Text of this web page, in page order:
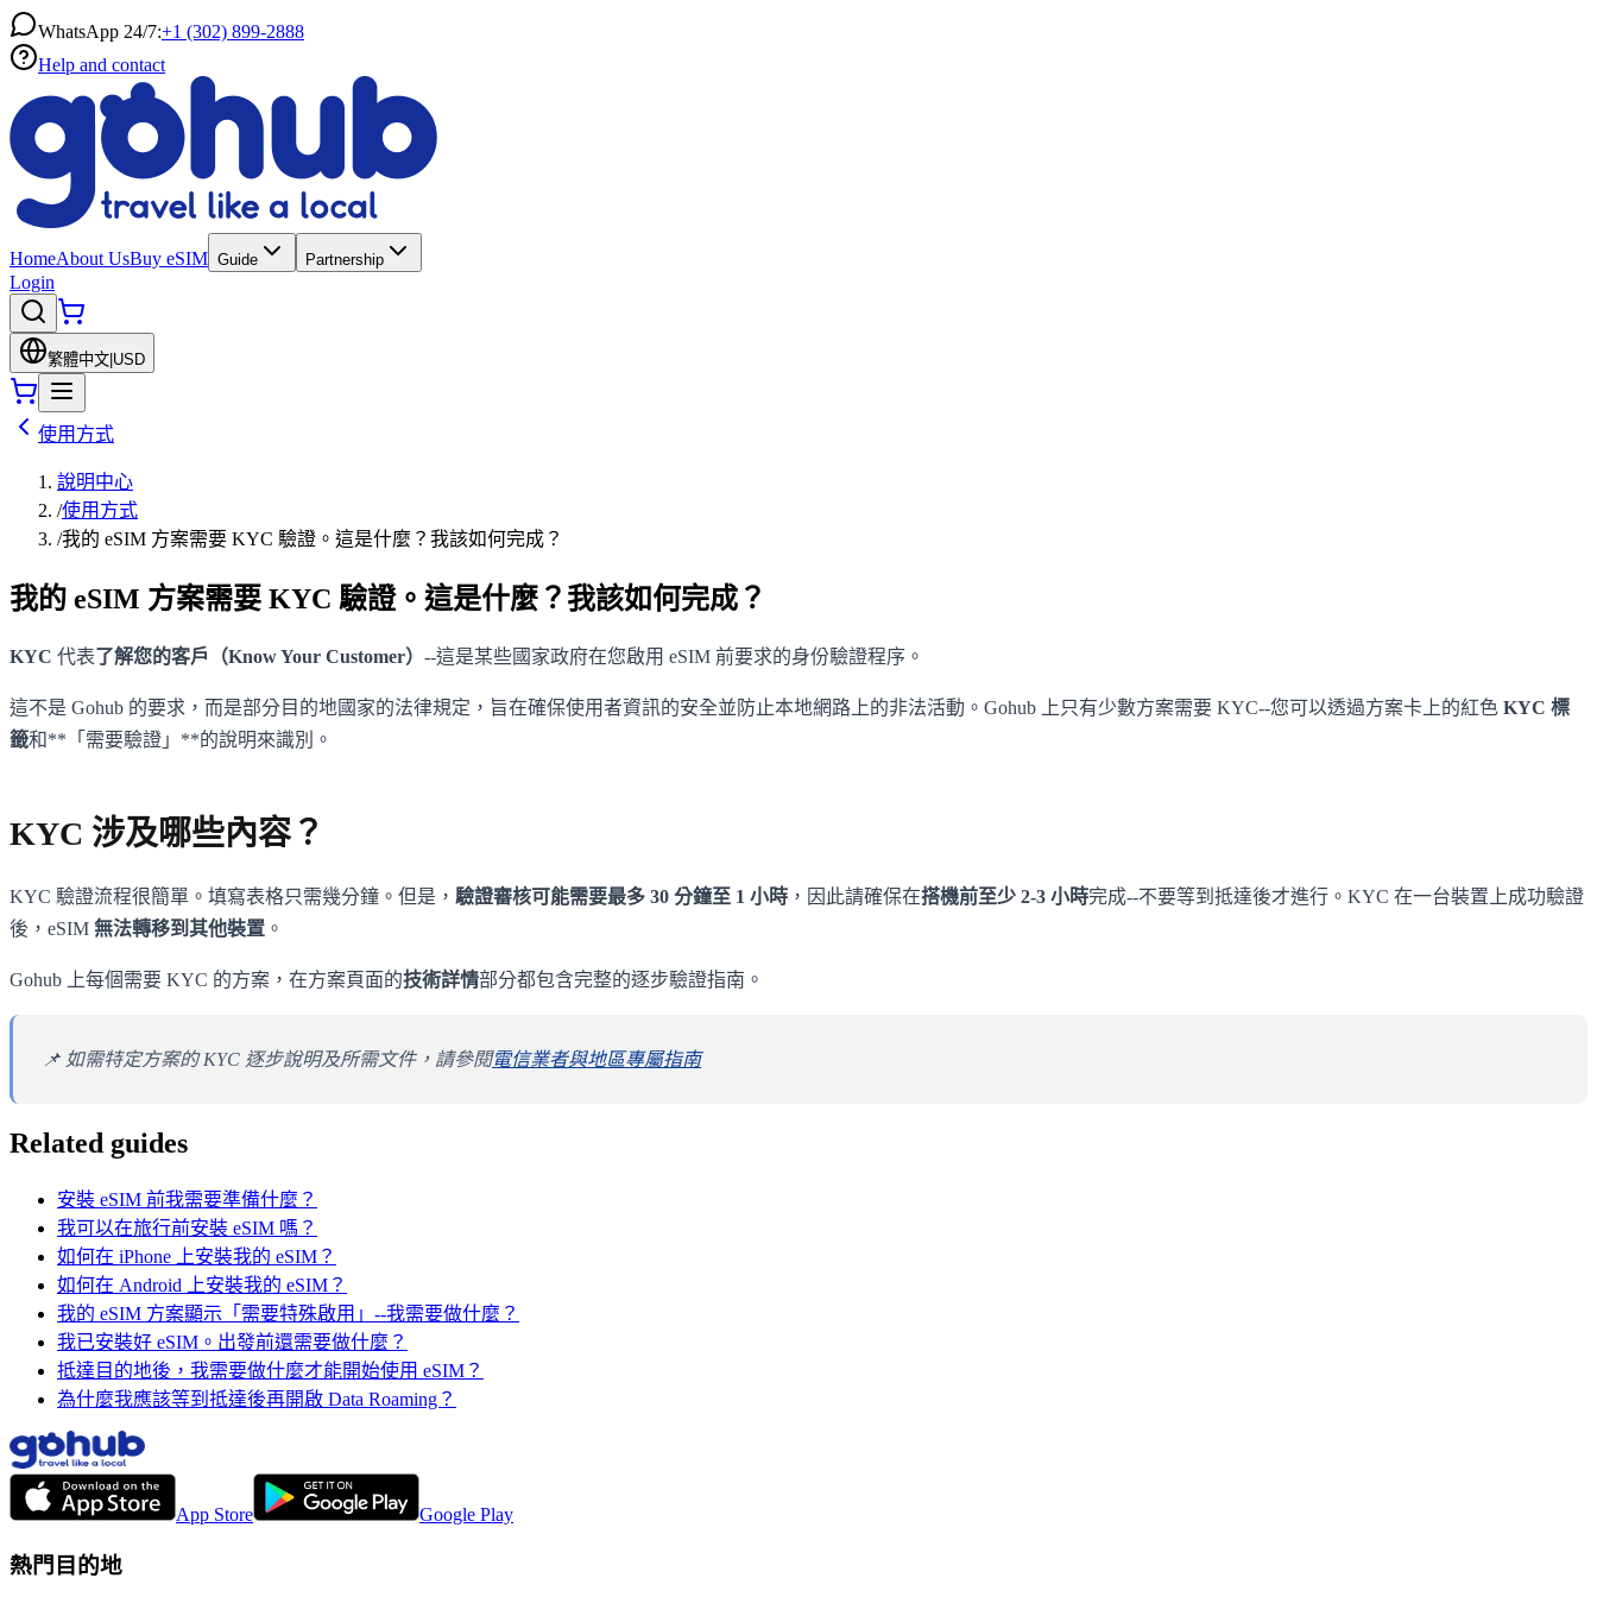
WhatsApp 24/7:+1 (302) 899-2888
Help and contact
HomeAbout UsBuy eSIM Guide Partnership
Login
繁體中文 USD
使用方式
說明中心
/使用方式
/我的 eSIM 方案需要 KYC 驗證。這是什麼？我該如何完成？
我的 eSIM 方案需要 KYC 驗證。這是什麼？我該如何完成？
KYC 代表了解您的客戶（Know Your Customer） --這是某些國家政府在您啟用 eSIM 前要求的身份驗證程序。
這不是 Gohub 的要求，而是部分目的地國家的法律規定，旨在確保使用者資訊的安全並防止本地網路上的非法活動。Gohub 上只有少數方案需要 KYC--您可以透過方案卡上的紅色 KYC 標
籤和**「需要驗證」**的說明來識別。
KYC 涉及哪些內容？
KYC 驗證流程很簡單。填寫表格只需幾分鐘。但是， 驗證審核可能需要最多 30 分鐘至 1 小時 ，因此請確保在搭機前至少 2-3 小時完成--不要等到抵達後才進行。KYC 在一台裝置上成功驗證
後，eSIM 無法轉移到其他裝置 。
Gohub 上每個需要 KYC 的方案，在方案頁面的技術詳情部分都包含完整的逐步驗證指南。
📌 如需特定方案的 KYC 逐步說明及所需文件，請參閱電信業者與地區專屬指南
Related guides
安裝 eSIM 前我需要準備什麼？
我可以在旅行前安裝 eSIM 嗎？
如何在 iPhone 上安裝我的 eSIM？
如何在 Android 上安裝我的 eSIM？
我的 eSIM 方案顯示「需要特殊啟用」--我需要做什麼？
我已安裝好 eSIM。出發前還需要做什麼？
抵達目的地後，我需要做什麼才能開始使用 eSIM？
為什麼我應該等到抵達後再開啟 Data Roaming？
App Store Google Play
熱門目的地